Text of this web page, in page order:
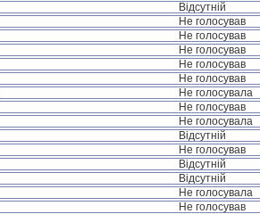
Відсутній
Не голосував
Не голосував
Не голосував
Не голосував
Не голосував
Не голосувала
Не голосував
Не голосувала
Відсутній
Не голосував
Відсутній
Відсутній
Не голосувала
Не голосував